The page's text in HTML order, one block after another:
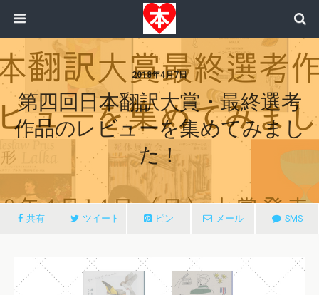
2018年4月7日
第四回日本翻訳大賞・最終選考
作品のレビューを集めてみまし
た！
共有 ツイート ピン メール SMS